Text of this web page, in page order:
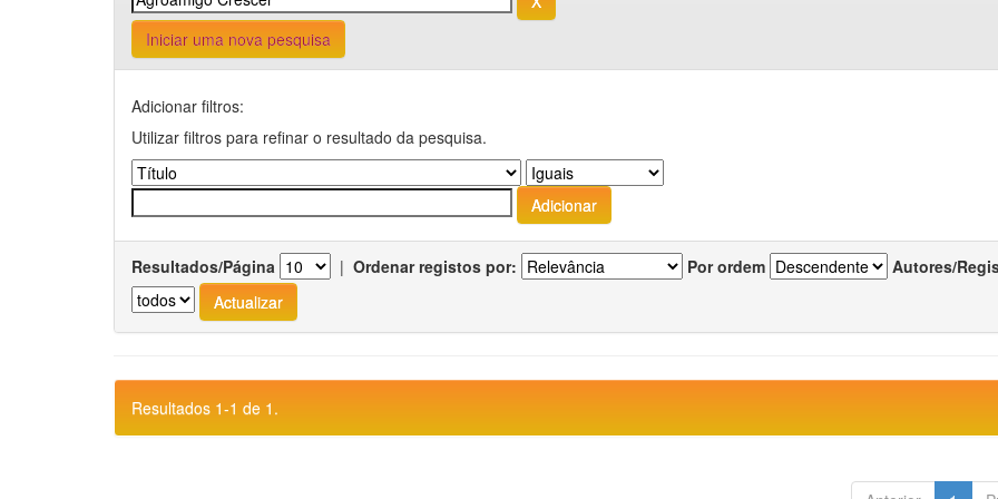
Iniciar uma nova pesquisa
Adicionar filtros:
Utilizar filtros para refinar o resultado da pesquisa.
Resultados/Página | Ordenar registos por: Por ordem Autores/
Resultados 1-1 de 1.